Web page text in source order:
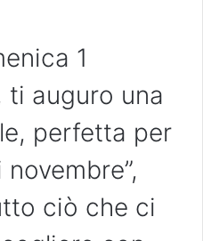
1
auguro una
perfetta per
ciò che ci